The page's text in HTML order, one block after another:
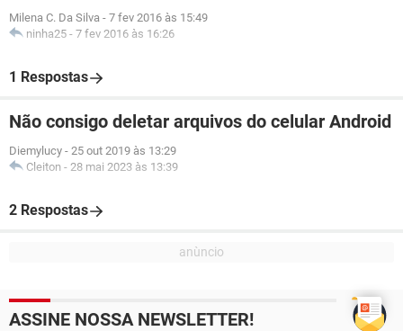
Milena C. Da Silva - 7 fev 2016 às 15:49
ninha25 - 7 fev 2016 às 16:26
1 Respostas
Não consigo deletar arquivos do celular Android
Diemylucy - 25 out 2019 às 13:29
Cleiton - 28 mai 2023 às 13:39
2 Respostas
ASSINE NOSSA NEWSLETTER!